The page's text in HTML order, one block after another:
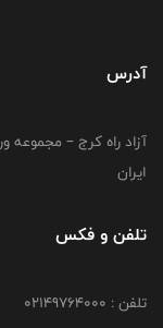
آدرس
آزاد راه کرج –
ایران
تلفن و فکس
تلفن : 02149764000